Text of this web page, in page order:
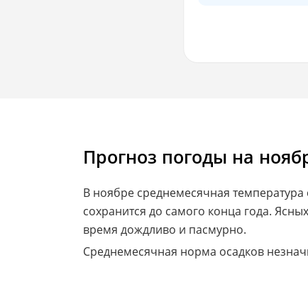
Прогноз погоды на
В ноябре среднемесячная
сохранится до самого конца года.
время дождливо и пасмурно.
Среднемесячная норма осадков